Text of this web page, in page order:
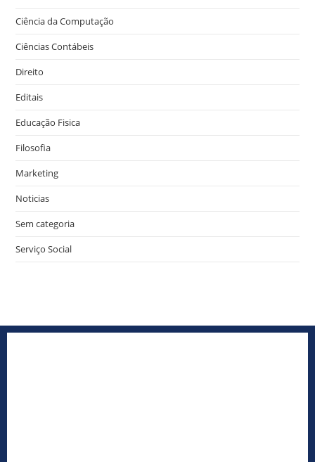
Ciência da Computação
Ciências Contábeis
Direito
Editais
Educação Fisica
Filosofia
Marketing
Noticias
Sem categoria
Serviço Social